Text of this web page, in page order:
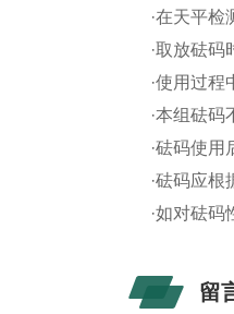
·在天平
·取放砝码
·使用过
·本组砝
·砝码使
·砝码应
·如对砝
留